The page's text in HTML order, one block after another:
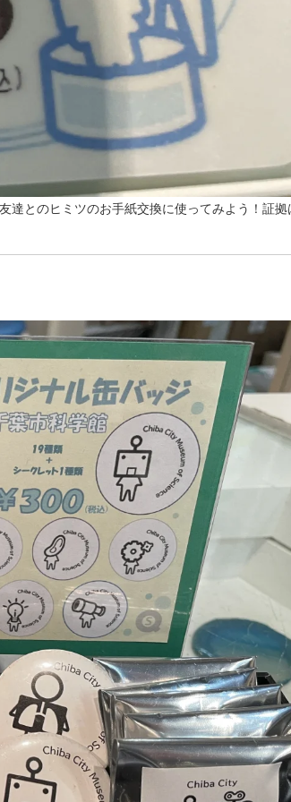
達とのヒミツのお手紙交換に使ってみよう！証拠